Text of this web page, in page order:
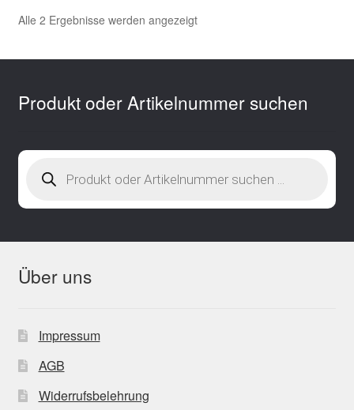
Alle 2 Ergebnisse werden angezeigtNach
sortiert
Produkt oder Artikelnummer suchen
search
Über uns
Impressum
AGB
Widerrufsbelehrung